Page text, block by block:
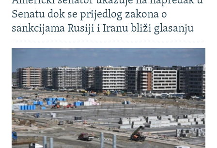
Senatu dok se prijedlog zakona o
sankcijama Rusiji i Iranu bliži glasanju